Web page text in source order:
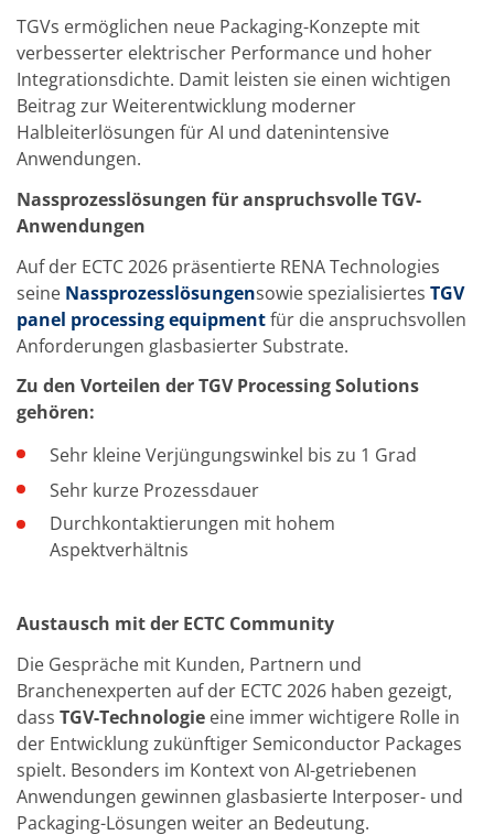
Fortschrittliches chemisches Ätzen
Proprietäre Software
FlowLogX - Smart Connectivity Platform
Infocenter
Downloads
Presse
News
Glossar
Ätzen
Carrier
DI Wasser
Fab
Footprint
SECS/GEM
Einzelwafer Bearbeitung
Marangoni Dryer
Karriere
Benefits
Ausbildung & Studium
RENA_Benefits
Ausbildung
Praktikum
News Ausbildung & Studium
Stellenangebote
Kontakt
Kontaktformular Lieferant
Kontaktformular
Kontaktformular Service
Internationale Kontakte
Kontakt Customer Service
Expert Blog
TGVs ermöglichen neue Packaging-Konzepte mit
verbesserter elektrischer Performance und hoher
Integrationsdichte. Damit leisten sie einen wichtigen
Beitrag zur Weiterentwicklung moderner
Halbleiterlösungen für AI und datenintensive
Anwendungen.
Nassprozesslösungen für anspruchsvolle TGV-
Anwendungen
Auf der ECTC 2026 präsentierte RENA Technologies
seine Nassprozesslösungensowie spezialisiertes TGV
panel processing equipmentfür die anspruchsvollen
Anforderungen glasbasierter Substrate.
Zu den Vorteilen der TGV Processing Solutions
gehören:
Sehr kleine Verjüngungswinkel bis zu 1 Grad
Sehr kurze Prozessdauer
Durchkontaktierungen mit hohem
Aspektverhältnis
Austausch mit der ECTC Community
Die Gespräche mit Kunden, Partnern und
Branchenexperten auf der ECTC 2026 haben gezeigt,
dass TGV-Technologie eine immer wichtigere Rolle in
der Entwicklung zukünftiger Semiconductor Packages
spielt. Besonders im Kontext von AI-getriebenen
Anwendungen gewinnen glasbasierte Interposer- und
Packaging-Lösungen weiter an Bedeutung.